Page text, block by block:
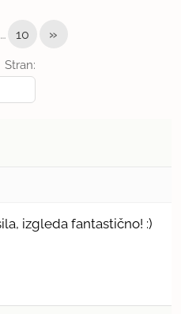
Stran:
… 10 »
izgleda fantastično! :)